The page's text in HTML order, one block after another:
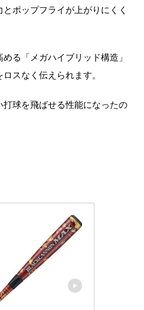
ポップフライが上がりにくく
る「メガハイブリッド構造」
スなく伝えられます。
球を飛ばせる性能になったの